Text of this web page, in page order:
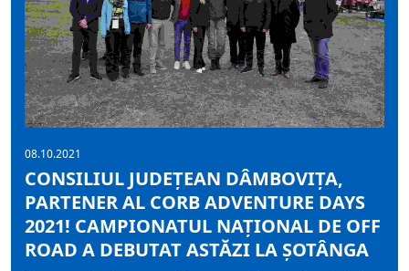
08.10.2021
CONSILIUL JUDEȚEAN DÂMBOVIȚA,
PARTENER AL CORB ADVENTURE DAYS
2021! CAMPIONATUL NAȚIONAL DE OFF
ROAD A DEBUTAT ASTĂZI LA ȘOTÂNGA